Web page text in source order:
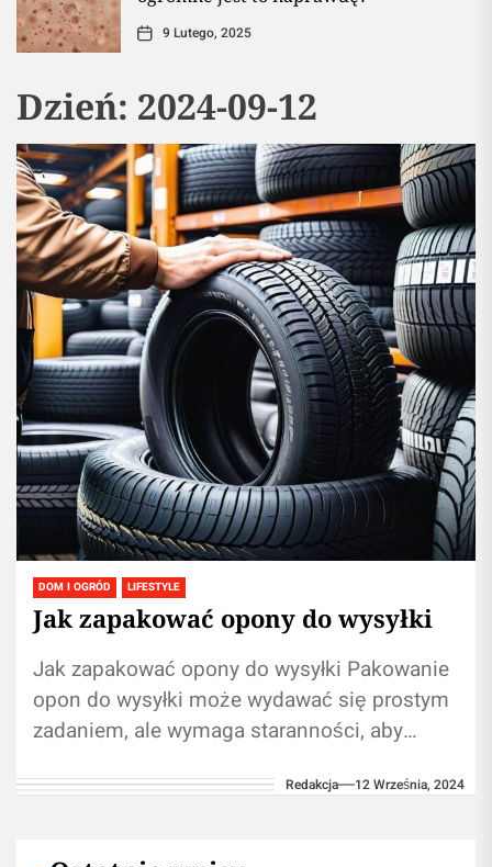
9 Lutego, 2025
Dzień: 2024-09-12
DOM I OGRÓD LIFESTYLE
Jak zapakować opony do wysyłki
Jak zapakować opony do wysyłki Pakowanie
opon do wysyłki może wydawać się prostym
zadaniem, ale wymaga staranności, aby
podczas transportu....
Redakcja 12 Września, 2024